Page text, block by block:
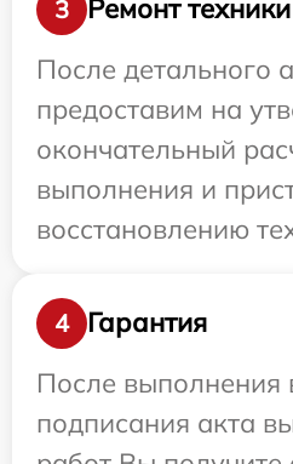
3
Ремонт техники
После детального
предоставим на
окончательный
выполнения и
восстановлению
4
Гарантия
После выполнения
подписания акта